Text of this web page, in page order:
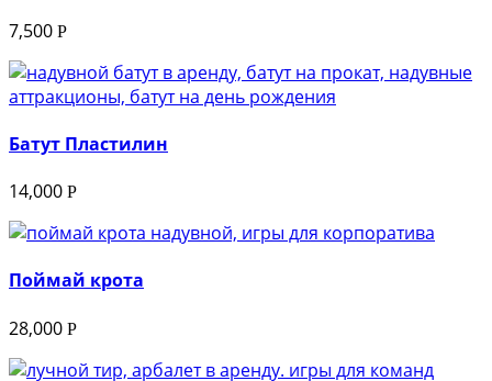
7,500 Р
Батут Пластилин
14,000 Р
Поймай крота
28,000 Р